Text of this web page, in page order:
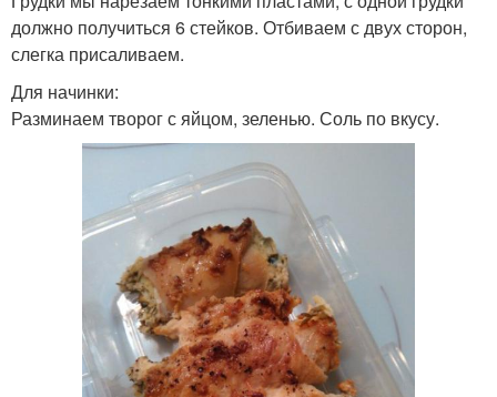
должно получиться 6 стейков. Отбиваем с двух сторон,
слегка присаливаем.
Для начинки:
Разминаем творог с яйцом, зеленью. Соль по вкусу.